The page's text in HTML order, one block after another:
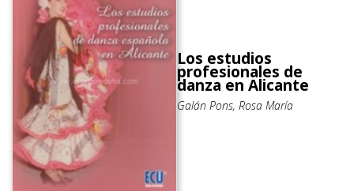
Los estudios
profesionales de
danza en Alicante
Galán Pons, Rosa María